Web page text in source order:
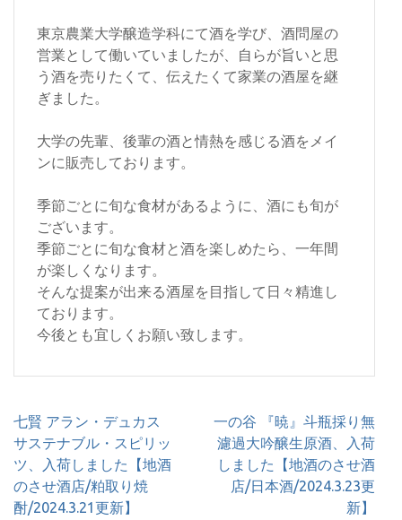
東京農業大学醸造学科にて酒を学び、酒問屋の
営業として働いていましたが、自らが旨いと思
う酒を売りたくて、伝えたくて家業の酒屋を継
ぎました。
大学の先輩、後輩の酒と情熱を感じる酒をメイ
ンに販売しております。
季節ごとに旬な食材があるように、酒にも旬が
ございます。
季節ごとに旬な食材と酒を楽しめたら、一年間
が楽しくなります。
そんな提案が出来る酒屋を目指して日々精進し
ております。
今後とも宜しくお願い致します。
投
稿
ナ
ビ
ゲ
七賢 アラン・デュカス
サステナブル・スピリッ
ツ、入荷しました【地酒
のさせ酒店/粕取り焼
酎/2024.3.21更新】
一の谷 『暁』斗瓶採り無
濾過大吟醸生原酒、入荷
しました【地酒のさせ酒
店/日本酒/2024.3.23更
新】